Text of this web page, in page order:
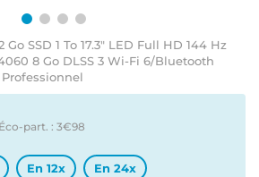
Go SSD 1 To 17.3" LED Full HD 144 Hz
8 Go DLSS 3 Wi-Fi 6/Bluetooth
Éco-part. : 3€98
En 12x En 24x